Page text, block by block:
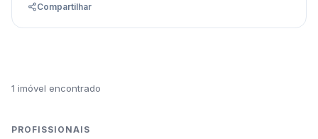
Compartilhar
1 imóvel encontrado
PROFISSIONAIS